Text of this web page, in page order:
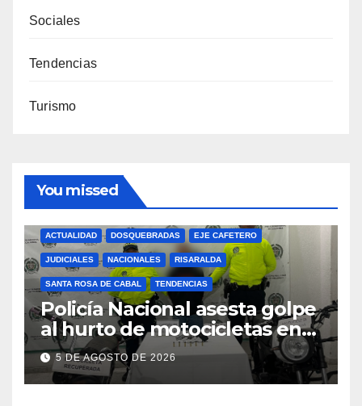
Sociales
Tendencias
Turismo
You missed
ACTUALIDAD DOSQUEBRADAS EJE CAFETERO
JUDICIALES NACIONALES RISARALDA
SANTA ROSA DE CABAL TENDENCIAS
Policía Nacional asesta golpe
al hurto de motocicletas en
Risaralda
5 DE AGOSTO DE 2026